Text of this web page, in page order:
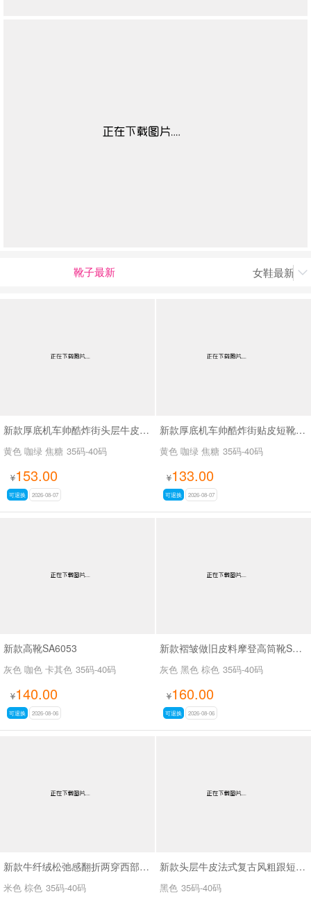
靴子最新 女鞋最新上

新款厚底机车帅酷炸街头层牛皮短靴SA2678
黄色 咖绿 焦糖 35码-40码
¥153.00
可退换 2026-08-07
新款厚底机车帅酷炸街贴皮短靴SA2677
黄色 咖绿 焦糖 35码-40码
¥133.00
可退换 2026-08-07
新款高靴SA6053
灰色 咖色 卡其色 35码-40码
¥140.00
可退换 2026-08-06
新款褶皱做旧皮料摩登高筒靴SA3061
灰色 黑色 棕色 35码-40码
¥160.00
可退换 2026-08-06
新款牛纤绒松弛感翻折两穿西部牛仔靴长靴SA26609
米色 棕色 35码-40码
新款头层牛皮法式复古风粗跟短靴女百搭款休闲女靴SA2678
黑色 35码-40码